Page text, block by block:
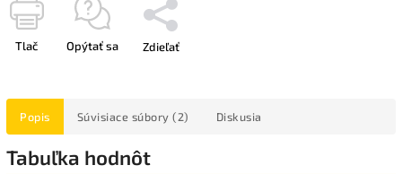
Tlač Opýtať sa Zdieľať
Popis Súvisiace súbory (2) Diskusia
Tabuľka hodnôt